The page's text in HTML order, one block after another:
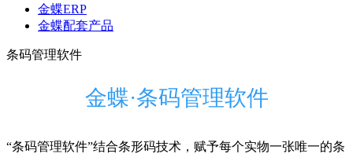
金蝶ERP
金蝶配套产品
条码管理软件
金蝶·条码管理软件
“条码管理软件”结合条形码技术，赋予每个实物一张唯一的条